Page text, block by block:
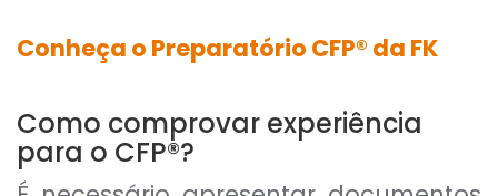
Conheça o Preparatório CFP® da FK
Como comprovar experiência
para o CFP®?